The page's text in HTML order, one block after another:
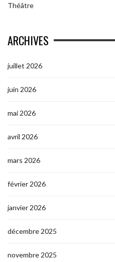
Théâtre
ARCHIVES
juillet 2026
juin 2026
mai 2026
avril 2026
mars 2026
février 2026
janvier 2026
décembre 2025
novembre 2025